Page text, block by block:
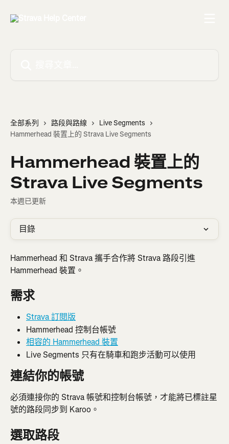
全部系列 路段與路線
Live Segments
Hammerhead 裝置上的 Strava Live Segments
Hammerhead 裝置上的
Strava Live Segments
本週已更新
目錄
Hammerhead 和 Strava 攜手合作將 Strava 路段引進
Hammerhead 裝置。
需求
Strava 訂閱版
Hammerhead 控制台帳號
相容的 Hammerhead 裝置
Live Segments 只有在騎車和跑步活動可以使用
連結你的帳號
必須連接你的 Strava 帳號和控制台帳號，才能將已標註星
號的路段同步到 Karoo。
選取路段